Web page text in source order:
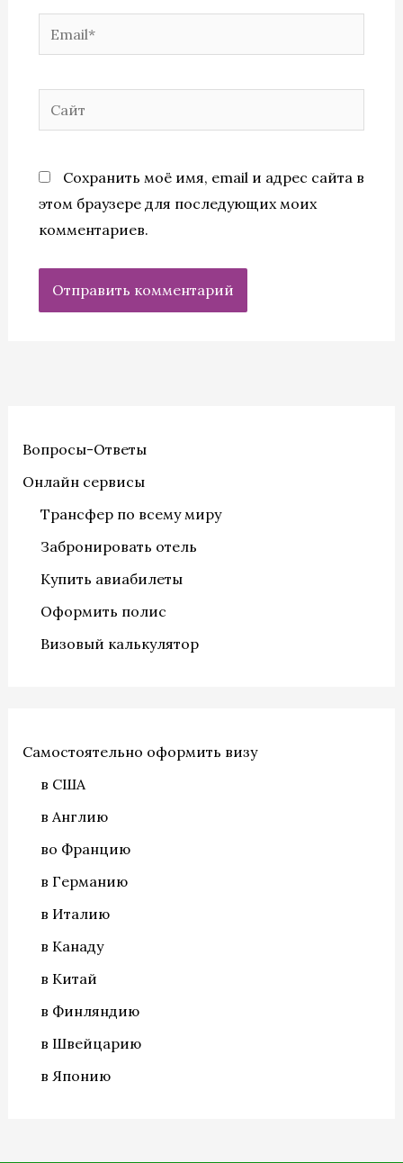
Сохранить моё имя, email и адрес сайта в
этом браузере для последующих моих
комментариев.
Вопросы-Ответы
Онлайн сервисы
Трансфер по всему миру
Забронировать отель
Купить авиабилеты
Оформить полис
Визовый калькулятор
Самостоятельно оформить визу
в США
в Англию
во Францию
в Германию
в Италию
в Канаду
в Китай
в Финляндию
в Швейцарию
в Японию